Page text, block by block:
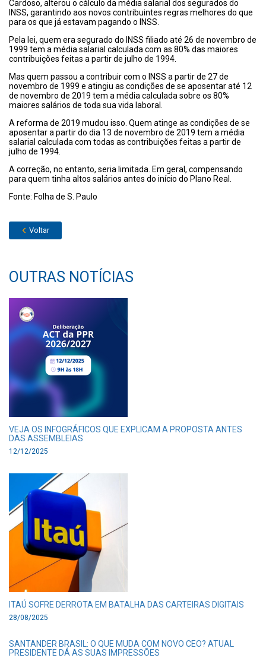
Cardoso, alterou o cálculo da média salarial dos segurados do
INSS, garantindo aos novos contribuintes regras melhores do que
para os que já estavam pagando o INSS.
Pela lei, quem era segurado do INSS filiado até 26 de novembro de
1999 tem a média salarial calculada com as 80% das maiores
contribuições feitas a partir de julho de 1994.
Mas quem passou a contribuir com o INSS a partir de 27 de
novembro de 1999 e atingiu as condições de se aposentar até 12
de novembro de 2019 tem a média calculada sobre os 80%
maiores salários de toda sua vida laboral.
A reforma de 2019 mudou isso. Quem atinge as condições de se
aposentar a partir do dia 13 de novembro de 2019 tem a média
salarial calculada com todas as contribuições feitas a partir de
julho de 1994.
A correção, no entanto, seria limitada. Em geral, compensando
para quem tinha altos salários antes do início do Plano Real.
Fonte: Folha de S. Paulo
Voltar
OUTRAS NOTÍCIAS
VEJA OS INFOGRÁFICOS QUE EXPLICAM A PROPOSTA ANTES
DAS ASSEMBLEIAS
12/12/2025
ITAÚ SOFRE DERROTA EM BATALHA DAS CARTEIRAS DIGITAIS
28/08/2025
SANTANDER BRASIL: O QUE MUDA COM NOVO CEO? ATUAL
PRESIDENTE DÁ AS SUAS IMPRESSÕES